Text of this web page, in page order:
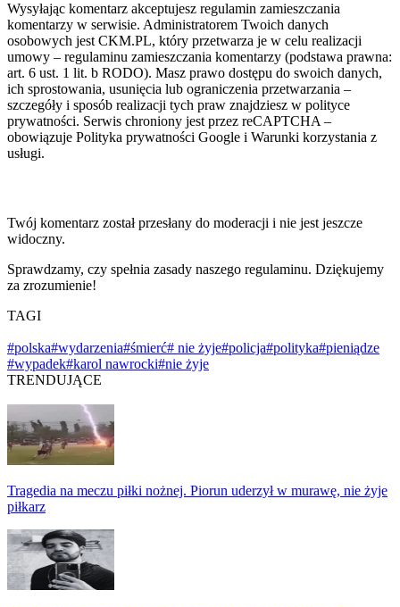
Wysyłając komentarz akceptujesz regulamin zamieszczania
komentarzy w serwisie. Administratorem Twoich danych
osobowych jest CKM.PL, który przetwarza je w celu realizacji
umowy – regulaminu zamieszczania komentarzy (podstawa prawna:
art. 6 ust. 1 lit. b RODO). Masz prawo dostępu do swoich danych,
ich sprostowania, usunięcia lub ograniczenia przetwarzania –
szczegóły i sposób realizacji tych praw znajdziesz w polityce
prywatności. Serwis chroniony jest przez reCAPTCHA –
obowiązuje Polityka prywatności Google i Warunki korzystania z
usługi.
Twój komentarz został przesłany do moderacji i nie jest jeszcze
widoczny.
Sprawdzamy, czy spełnia zasady naszego regulaminu. Dziękujemy
za zrozumienie!
TAGI
#polska#wydarzenia#śmierć# nie żyje#policja#polityka#pieniądze
#wypadek#karol nawrocki#nie żyje
TRENDUJĄCE
Tragedia na meczu piłki nożnej. Piorun uderzył w murawę, nie żyje
piłkarz